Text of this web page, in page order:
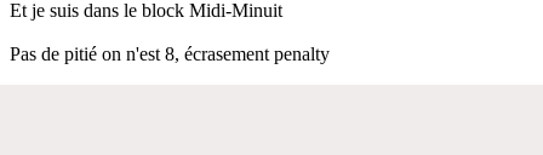
Et je suis dans le block Midi-Minuit
Pas de pitié on n'est 8, écrasement penalty